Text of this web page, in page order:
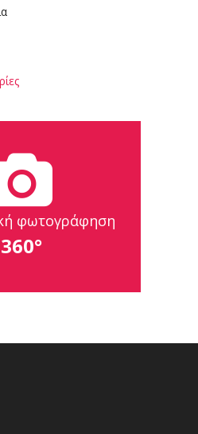
φωτογράφηση
360°